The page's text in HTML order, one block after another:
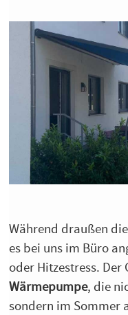
Während draußen
es bei uns im Büro
oder Hitzestress. Der
Wärmepumpe, die
sondern im Sommer